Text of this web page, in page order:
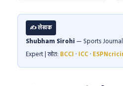
✍️ लेखक
Shubham Sirohi— Sports
Expert | स्रोत: BCCI · ICC·